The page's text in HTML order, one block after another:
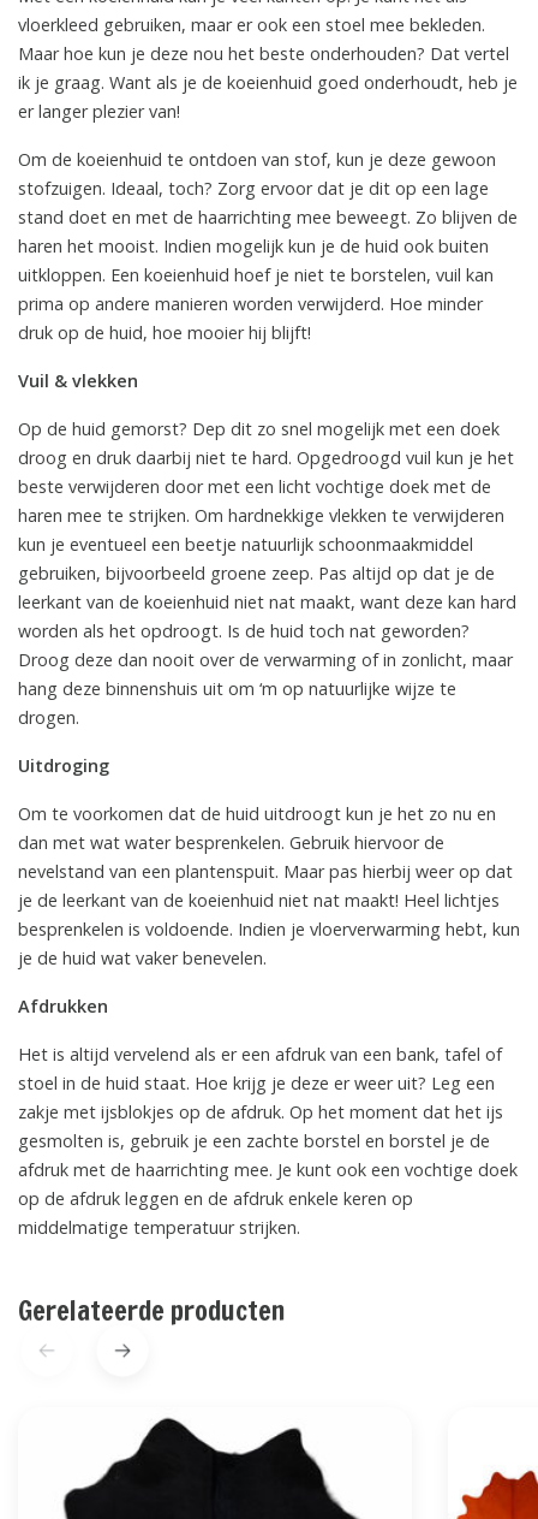
vloerkleed gebruiken, maar er ook een stoel mee bekleden.
Maar hoe kun je deze nou het beste onderhouden? Dat vertel
ik je graag. Want als je de koeienhuid goed onderhoudt, heb je
er langer plezier van!
Om de koeienhuid te ontdoen van stof, kun je deze gewoon
stofzuigen. Ideaal, toch? Zorg ervoor dat je dit op een lage
stand doet en met de haarrichting mee beweegt. Zo blijven de
haren het mooist. Indien mogelijk kun je de huid ook buiten
uitkloppen. Een koeienhuid hoef je niet te borstelen, vuil kan
prima op andere manieren worden verwijderd. Hoe minder
druk op de huid, hoe mooier hij blijft!
Vuil & vlekken
Op de huid gemorst? Dep dit zo snel mogelijk met een doek
droog en druk daarbij niet te hard. Opgedroogd vuil kun je het
beste verwijderen door met een licht vochtige doek met de
haren mee te strijken. Om hardnekkige vlekken te verwijderen
kun je eventueel een beetje natuurlijk schoonmaakmiddel
gebruiken, bijvoorbeeld groene zeep. Pas altijd op dat je de
leerkant van de koeienhuid niet nat maakt, want deze kan hard
worden als het opdroogt. Is de huid toch nat geworden?
Droog deze dan nooit over de verwarming of in zonlicht, maar
hang deze binnenshuis uit om ‘m op natuurlijke wijze te
drogen.
Uitdroging
Om te voorkomen dat de huid uitdroogt kun je het zo nu en
dan met wat water besprenkelen. Gebruik hiervoor de
nevelstand van een plantenspuit. Maar pas hierbij weer op dat
je de leerkant van de koeienhuid niet nat maakt! Heel lichtjes
besprenkelen is voldoende. Indien je vloerverwarming hebt, kun
je de huid wat vaker benevelen.
Afdrukken
Het is altijd vervelend als er een afdruk van een bank, tafel of
stoel in de huid staat. Hoe krijg je deze er weer uit? Leg een
zakje met ijsblokjes op de afdruk. Op het moment dat het ijs
gesmolten is, gebruik je een zachte borstel en borstel je de
afdruk met de haarrichting mee. Je kunt ook een vochtige doek
op de afdruk leggen en de afdruk enkele keren op
middelmatige temperatuur strijken.
Gerelateerde producten